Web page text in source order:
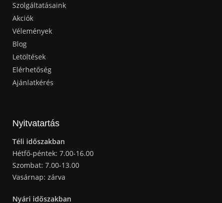
Szolgáltatásaink
Akciók
Vélemények
Blog
Letöltések
Elérhetőség
Ajánlatkérés
Nyitvatartás
Téli időszakban
Hétfő-péntek: 7.00-16.00
Szombat: 7.00-13.00
Vasárnap: zárva
Nyári időszakban